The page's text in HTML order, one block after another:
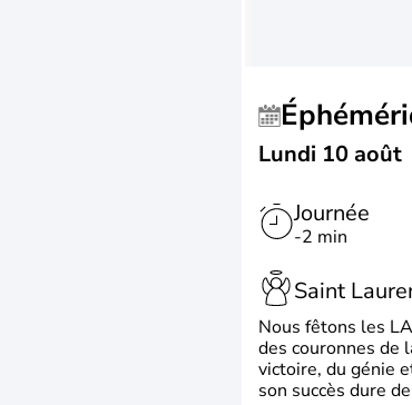
Lundi 10 août
Journée
-2 min
Saint
Nous fêtons les
des couronnes de
victoire, du génie
son succès dure